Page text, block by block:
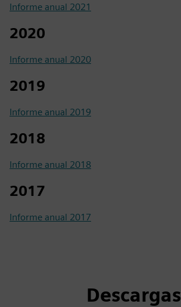
Informe anual 2021
2020
Informe anual 2020
2019
Informe anual 2019
2018
Informe anual 2018
2017
Informe anual 2017
Descargas